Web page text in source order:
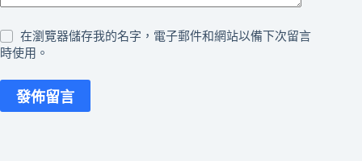
在瀏覽器儲存我的名字，電子郵件和網站以備下次留言
時使用。
發佈留言